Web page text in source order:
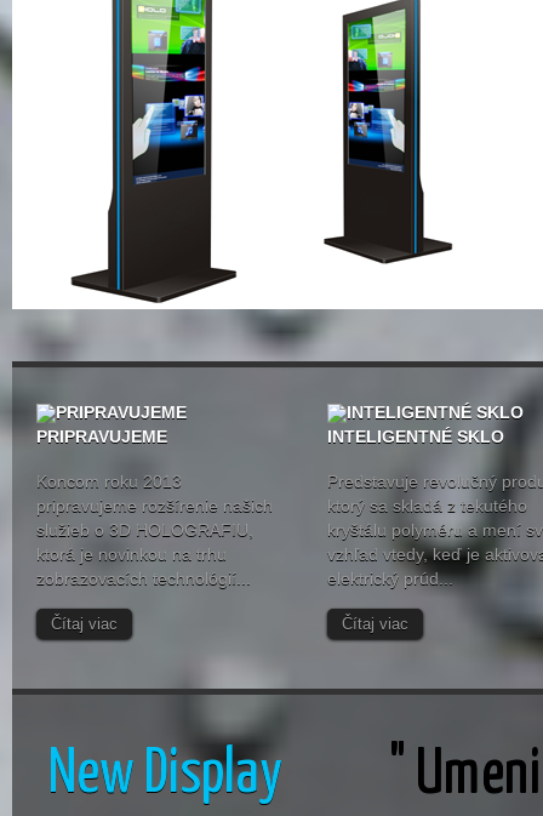
PRIPRAVUJEME
Koncom roku 2013
pripravujeme rozšírenie našich
služieb o 3D HOLOGRAFIU,
ktorá je novinkou na trhu
zobrazovacích technológií...
Čítaj viac
INTELIGENTNÉ SKLO
Predstavuje revolučný
ktorý sa skladá z tekutého
kryštálu polyméru a mení
vzhľad vtedy, keď je
elektrický prúd...
Čítaj viac
New Display "